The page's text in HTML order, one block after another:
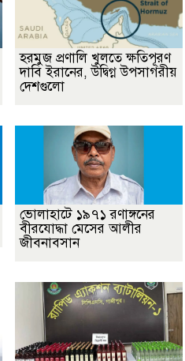
হরমুজ প্রণালি খুলতে ক্ষতিপূরণ
দাবি ইরানের, উদ্বিগ্ন উপসাগরীয়
দেশগুলো
ভোলাহাটে ১৯৭১ রণাঙ্গনের
বীরযোদ্ধা মেসের আলীর
জীবনাবসান